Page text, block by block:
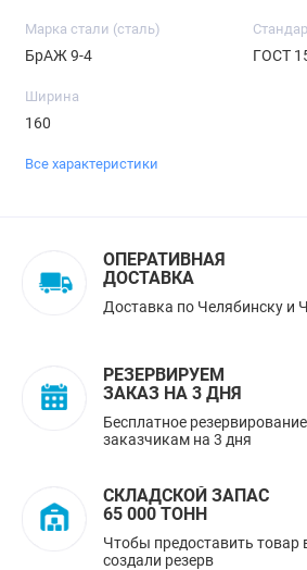
Марка стали (сталь)
БрАЖ 9-4 ГОСТ
Ширина
160
Все характеристики
ОПЕРАТИВНАЯ
ДОСТАВКА
Доставка по Челябинску и
РЕЗЕРВИРУЕМ
ЗАКАЗ НА 3 ДНЯ
Бесплатное
заказчикам на 3 дня
СКЛАДСКОЙ ЗАПАС
65 000 ТОНН
Чтобы предоставить
создали резерв